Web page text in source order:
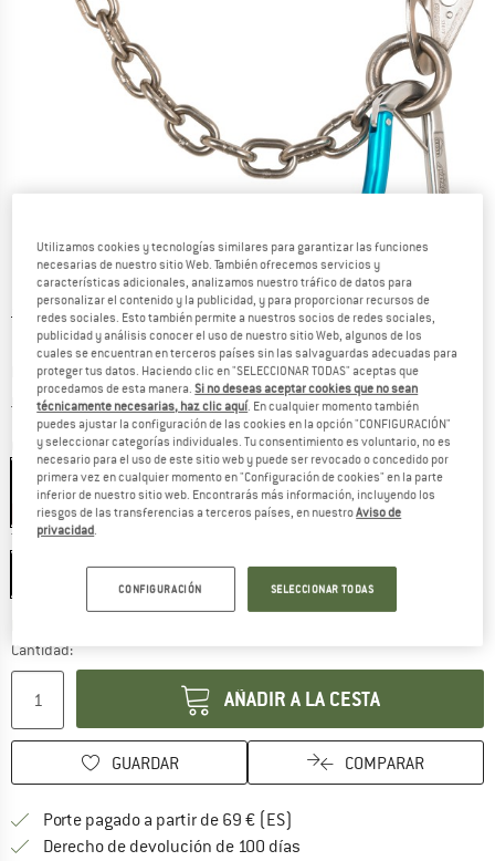
Precio original :
78,95€
Precio:
59,21€ incl. IVA
Precio base:4.934,17€/ m
más Gastos de envíoInformación sobre los gastos de envío. Se abre en
Color:Colorless
Colorless
25%
Talla:12 mm
Cantidad:
AÑADIR A LA CESTA
GUARDAR COMPARAR
Porte pagado a partir de 69 € (ES)
Derecho de devolución de 100 días
Utilizamos cookies y tecnologías similares para garantizar las funciones
necesarias de nuestro sitio Web. También ofrecemos servicios y
características adicionales, analizamos nuestro tráfico de datos para
personalizar el contenido y la publicidad, y para proporcionar recursos de
redes sociales. Esto también permite a nuestros socios de redes sociales,
publicidad y análisis conocer el uso de nuestro sitio Web, algunos de los
cuales se encuentran en terceros países sin las salvaguardas adecuadas para
proteger tus datos. Haciendo clic en "SELECCIONAR TODAS" aceptas que
procedamos de esta manera.Si no deseas aceptar cookies que no sean
técnicamente necesarias, haz clic aquí. En cualquier momento también
puedes ajustar la configuración de las cookies en la opción "CONFIGURACIÓN"
y seleccionar categorías individuales. Tu consentimiento es voluntario, no es
necesario para el uso de este sitio web y puede ser revocado o concedido por
primera vez en cualquier momento en "Configuración de cookies" en la parte
inferior de nuestro sitio web. Encontrarás más información, incluyendo los
riesgos de las transferencias a terceros países, en nuestroAviso de
privacidad.
CONFIGURACIÓN SELECCIONAR TODAS